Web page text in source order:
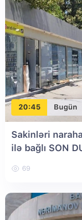
20:45 Bugün
Sakinləri
ilə bağlı SON
69